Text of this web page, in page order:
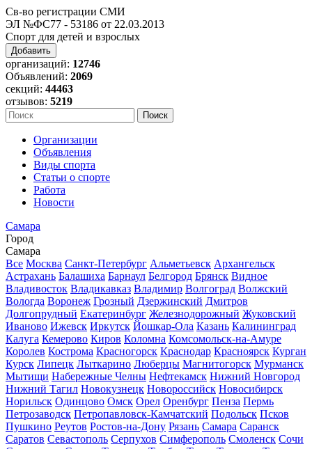
Св-во регистрации СМИ
ЭЛ №ФС77 - 53186 от 22.03.2013
Спорт для детей и взрослых
Добавить
организаций: 12746
Объявлений: 2069
секций: 44463
отзывов: 5219
Организации
Объявления
Виды спорта
Статьи о спорте
Работа
Новости
Самара
Город
Самара
Все Москва Санкт-Петербург Альметьевск Архангельск
Астрахань Балашиха Барнаул Белгород Брянск Видное
Владивосток Владикавказ Владимир Волгоград Волжский
Вологда Воронеж Грозный Дзержинский Дмитров
Долгопрудный Екатеринбург Железнодорожный Жуковский
Иваново Ижевск Иркутск Йошкар-Ола Казань Калининград
Калуга Кемерово Киров Коломна Комсомольск-на-Амуре
Королев Кострома Красногорск Краснодар Красноярск Курган
Курск Липецк Лыткарино Люберцы Магнитогорск Мурманск
Мытищи Набережные Челны Нефтекамск Нижний Новгород
Нижний Тагил Новокузнецк Новороссийск Новосибирск
Норильск Одинцово Омск Орел Оренбург Пенза Пермь
Петрозаводск Петропавловск-Камчатский Подольск Псков
Пушкино Реутов Ростов-на-Дону Рязань Самара Саранск
Саратов Севастополь Серпухов Симферополь Смоленск Сочи